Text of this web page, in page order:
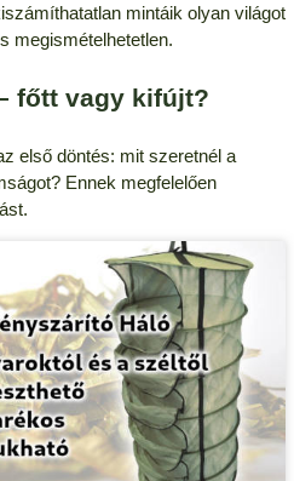
mintáik olyan világot
megismételhetetlen.
főtt vagy kifújt?
első döntés: mit szeretnél a
Ennek megfelelően